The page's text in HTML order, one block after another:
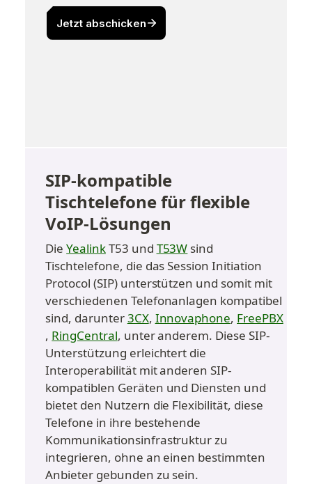
SIP-kompatible
Tischtelefone für flexible
VoIP-Lösungen
Die Yealink T53 und T53W sind
Tischtelefone, die das Session Initiation
Protocol (SIP) unterstützen und somit mit
verschiedenen Telefonanlagen kompatibel
sind, darunter 3CX, Innovaphone, FreePBX
, RingCentral, unter anderem. Diese SIP-
Unterstützung erleichtert die
Interoperabilität mit anderen SIP-
kompatiblen Geräten und Diensten und
bietet den Nutzern die Flexibilität, diese
Telefone in ihre bestehende
Kommunikationsinfrastruktur zu
integrieren, ohne an einen bestimmten
Anbieter gebunden zu sein.